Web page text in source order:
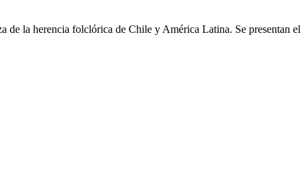
de la herencia folclórica de Chile y América Latina. Se presentan el